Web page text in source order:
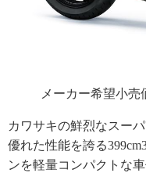
メーカー希望小売
カワサキの鮮烈なスー
優れた性能を誇る
ンを軽量コンパクトな車